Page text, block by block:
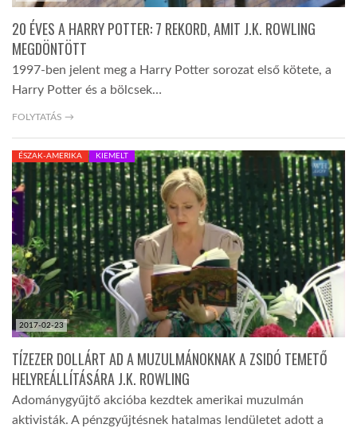
A NAP SZÉPE
LINKTR.EE
GLOBOZSARU
DOBRAVERO.HU
LATIMO.HU
GLOBOBOOK
20 ÉVES A HARRY POTTER: 7 REKORD, AMIT J.K. ROWLING
MEGDÖNTÖTT
1997-ben jelent meg a Harry Potter sorozat első kötete, a
Harry Potter és a bölcsek…
FOLYTATÁS →
2017-02-23
ÉSZAK-AMERIKA KIEMELT
TÍZEZER DOLLÁRT AD A MUZULMÁNOKNAK A ZSIDÓ TEMETŐ
HELYREÁLLÍTÁSÁRA J.K. ROWLING
Adománygyűjtő akcióba kezdtek amerikai muzulmán
aktivisták. A pénzgyűjtésnek hatalmas lendületet adott a